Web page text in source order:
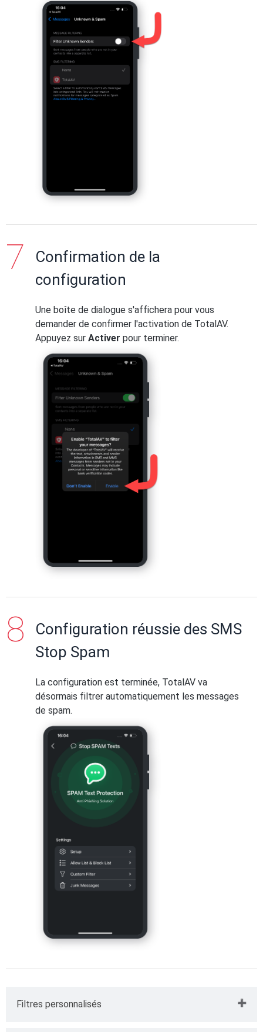
Confirmation de la
configuration
Une boîte de dialogue s'affichera pour vous
demander de confirmer l'activation de TotalAV.
Appuyez sur Activer pour terminer.
Configuration réussie des SMS
Stop Spam
La configuration est terminée, TotalAV va
désormais filtrer automatiquement les messages
de spam.
Filtres personnalisés